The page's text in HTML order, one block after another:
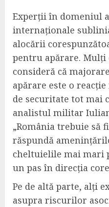
Experții în domeniul
internaționale
alocării
pentru apărare. Mulți
consideră că
apărare este o
de securitate tot mai
analistul militar
„România trebuie să
răspundă
cheltuielile mai mari
un pas în direcția
Pe de altă parte, alți
asupra riscurilor